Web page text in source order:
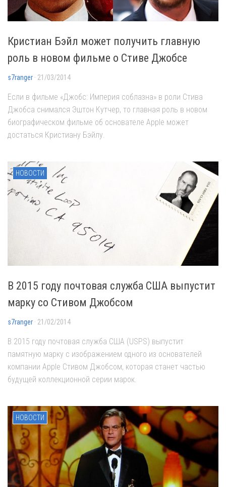
Кристиан Бэйл может получить главную
роль в новом фильме о Стиве Джобсе
s7ranger · 21/03/2014
Если в фильме «Джобс: Империя соблазна» в роли Стива
Джобса снимался Эштон Кутчер, то главная роль в новом
биографическом фильме об основателе Apple может
достаться Кристиану Бэйлу.
НОВОСТИ
В 2015 году почтовая служба США выпустит
марку со Стивом Джобсом
s7ranger · 21/02/2014
В 2015 году почтовая служба США (USPS) выпустит
памятную марку с изображением одного из основателей
компании Apple Стивом Джобсом, которая станет частью
будущей коллекционной серии марок.
НОВОСТИ